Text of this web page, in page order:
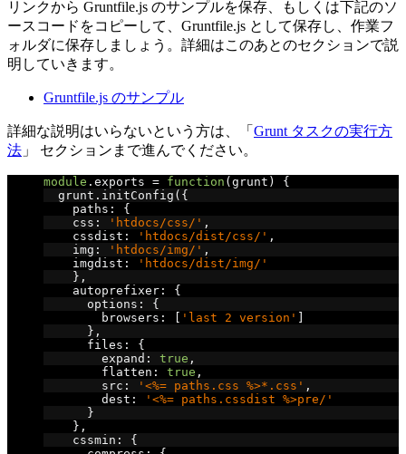
リンクから Gruntfile.js のサンプルを保存、もしくは下記のソ
ースコードをコピーして、Gruntfile.js として保存し、作業フ
ォルダに保存しましょう。詳細はこのあとのセクションで説
明していきます。
Gruntfile.js のサンプル
詳細な説明はいらないという方は、「 Grunt タスクの実行方
法 」 セクションまで進んでください。
module . exports = function ( grunt )
{
  grunt
. initConfig ({
    paths
:
{
    css
: 'htdocs/css/' ,
    cssdist
: 'htdocs/dist/css/' ,
    img
: 'htdocs/img/' ,
    imgdist
:
'htdocs/dist/img/'
},
    autoprefixer
:
{
      options
:
{
        browsers
: 'last 2 version'
},
      files
:
{
        expand
: true ,
        flatten
: true ,
        src
: '<%= paths.css %>*.css' ,
        dest
:
'<%= paths.cssdist %>pre/'
}
},
    cssmin
:
{